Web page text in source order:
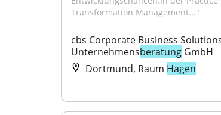
Transformation Management..."
cbs Corporate Business
Unternehmensberatung GmbH
Dortmund, Raum Hagen